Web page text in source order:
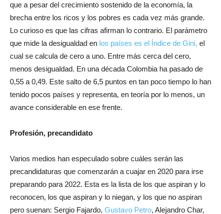
que a pesar del crecimiento sostenido de la economía, la
brecha entre los ricos y los pobres es cada vez más grande.
Lo curioso es que las cifras afirman lo contrario. El parámetro
que mide la desigualdad en los países es el Índice de Gini, el
cual se calcula de cero a uno. Entre más cerca del cero,
menos desigualdad. En una década Colombia ha pasado de
0,55 a 0,49. Este salto de 6,5 puntos en tan poco tiempo lo han
tenido pocos países y representa, en teoría por lo menos, un
avance considerable en ese frente.
Profesión, precandidato
Varios medios han especulado sobre cuáles serán las
precandidaturas que comenzarán a cuajar en 2020 para irse
preparando para 2022. Esta es la lista de los que aspiran y lo
reconocen, los que aspiran y lo niegan, y los que no aspiran
pero suenan: Sergio Fajardo, Gustavo Petro, Alejandro Char,